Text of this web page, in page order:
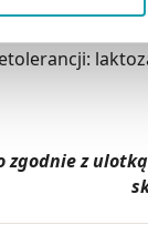
są niezbędne
zgodnie z